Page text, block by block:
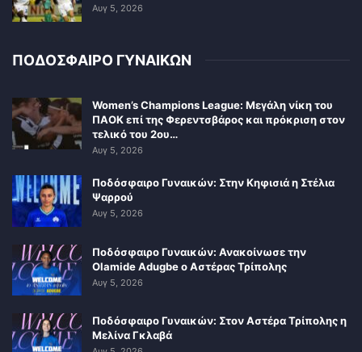
Αυγ 5, 2026
ΠΟΔΟΣΦΑΙΡΟ ΓΥΝΑΙΚΩΝ
Women’s Champions League: Μεγάλη νίκη του
ΠΑΟΚ επί της Φερεντσβάρος και πρόκριση στον
τελικό του 2ου…
Αυγ 5, 2026
Ποδόσφαιρο Γυναικών: Στην Κηφισιά η Στέλια
Ψαρρού
Αυγ 5, 2026
Ποδόσφαιρο Γυναικών: Ανακοίνωσε την
Olamide Adugbe ο Αστέρας Τρίπολης
Αυγ 5, 2026
Ποδόσφαιρο Γυναικών: Στον Αστέρα Τρίπολης η
Μελίνα Γκλαβά